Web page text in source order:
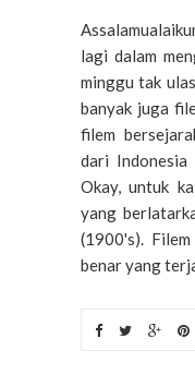
lagi dalam
minggu tak
banyak juga
filem
dari Indonesia
Okay, untuk
yang
(1900's).
benar yang